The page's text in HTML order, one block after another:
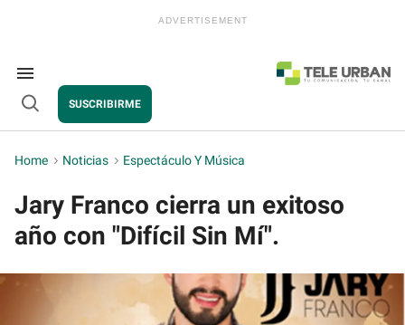
Search
&
Section
Navigation
Open
SUSCRIBIRME
Home > Noticias > Espectáculo Y Música
Jary Franco cierra un exitoso
año con "Difícil Sin Mí".